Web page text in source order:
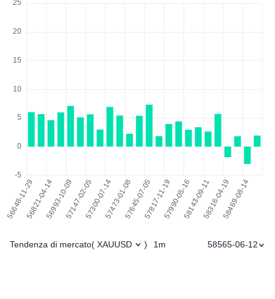
Tendenza di mercato( XAUUSD ) 1m 58565-06-12